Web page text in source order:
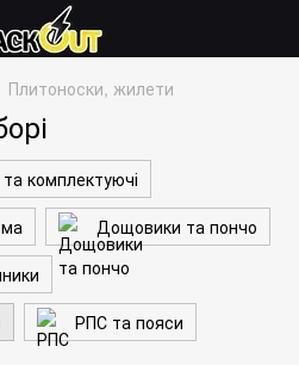
Плитоноски, жилети
комплектуючі
Дощовики та пончо
РПС та пояси